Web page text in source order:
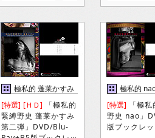
極私的 蓬莱かすみ
第二弾
[特選] [ＨＤ] 「極私的
緊縛野史 蓬莱かすみ
第二弾」DVD/Blu-
極私的
[特選] 「極
野史 nao」
版ブックレ